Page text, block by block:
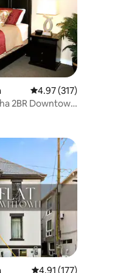
Meánrátáil 4.97 as 5,
4.97 (317)
2BR Downtown
Meánrátáil 4.91 as 5,
4.91 (177)